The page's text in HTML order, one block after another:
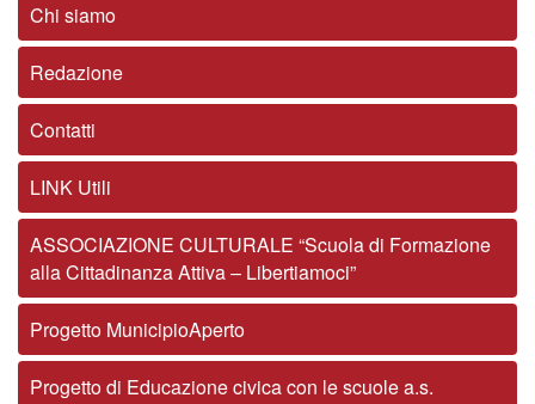
Chi siamo
Redazione
Contatti
LINK Utili
ASSOCIAZIONE CULTURALE “Scuola di Formazione
alla Cittadinanza Attiva – Libertiamoci”
Progetto MunicipioAperto
Progetto di Educazione civica con le scuole a.s.